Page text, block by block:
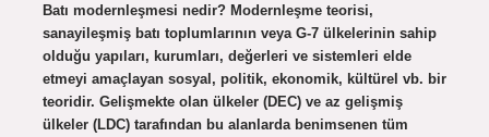
Batı modernleşmesi nedir? Modernleşme teorisi,
sanayileşmiş batı toplumlarının veya G-7 ülkelerinin sahip
olduğu yapıları, kurumları, değerleri ve sistemleri elde
etmeyi amaçlayan sosyal, politik, ekonomik, kültürel vb. bir
teoridir. Gelişmekte olan ülkeler (DEC) ve az gelişmiş
ülkeler (LDC) tarafından bu alanlarda benimsenen tüm